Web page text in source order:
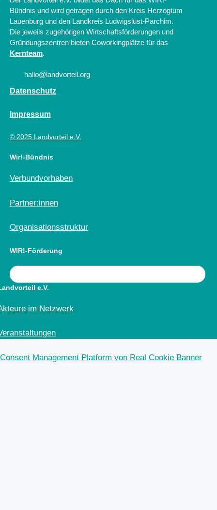
Bündnis und wird getragen durch den Kreis Herzogtum
Lauenburg und den Landkreis Ludwigslust-Parchim.
Die jeweils zugehörigen Wirtschaftsförderungen und
Gründungszentren bieten Coworkingplätze für das
Kernteam.
hallo@landvorteil.org
Datenschutz
Impressum
© 2025 Landvorteil e.V.
Wir!-Bündnis
Verbundvorhaben
Partner:innen
Organisationsstruktur
WIR!-Förderung
e.V.
im Netzwerk
Consent Management Platform von Real Cookie Banner